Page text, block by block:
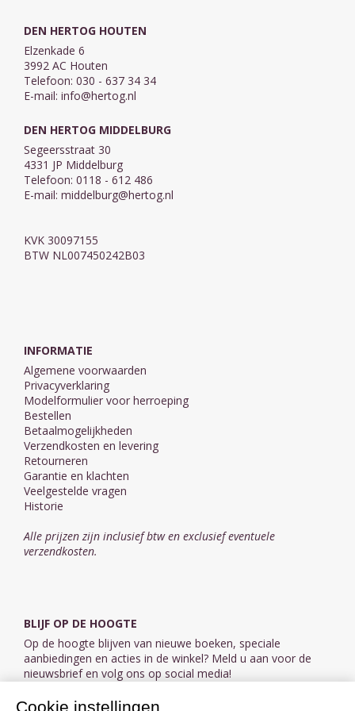
DEN HERTOG HOUTEN
Elzenkade 6
3992 AC Houten
Telefoon: 030 - 637 34 34
E-mail: info@hertog.nl
DEN HERTOG MIDDELBURG
Segeersstraat 30
4331 JP Middelburg
Telefoon: 0118 - 612 486
E-mail: middelburg@hertog.nl
KVK 30097155
BTW NL007450242B03
INFORMATIE
Algemene voorwaarden
Privacyverklaring
Modelformulier voor herroeping
Bestellen
Betaalmogelijkheden
Verzendkosten en levering
Retourneren
Garantie en klachten
Veelgestelde vragen
Historie
Alle prijzen zijn inclusief btw en exclusief eventuele
verzendkosten.
BLIJF OP DE HOOGTE
Op de hoogte blijven van nieuwe boeken, speciale
aanbiedingen en acties in de winkel? Meld u aan voor de
nieuwsbrief en volg ons op social media!
Cookie instellingen